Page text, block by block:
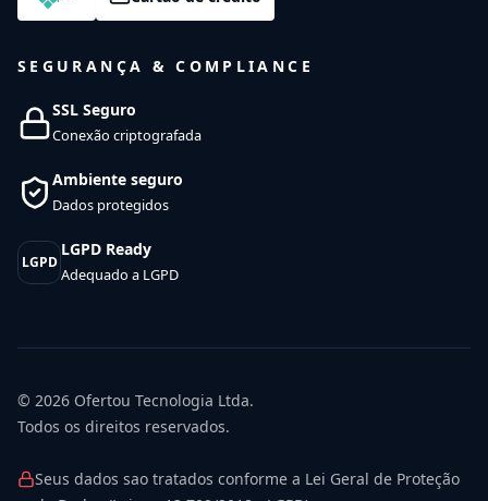
SEGURANÇA & COMPLIANCE
SSL Seguro
Conexão criptografada
Ambiente seguro
Dados protegidos
LGPD
LGPD Ready
Adequado a LGPD
© 2026 Ofertou Tecnologia Ltda.
Todos os direitos reservados.
Seus dados sao tratados conforme a Lei Geral de Proteção